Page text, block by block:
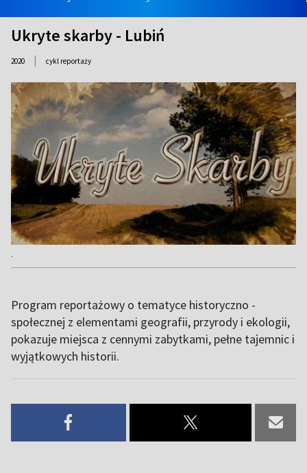
Ukryte skarby - Lubiń
2020 | cykl reportaży
.
Program reportażowy o tematyce historyczno -
społecznej z elementami geografii, przyrody i ekologii,
pokazuje miejsca z cennymi zabytkami, pełne tajemnic i
wyjątkowych historii.